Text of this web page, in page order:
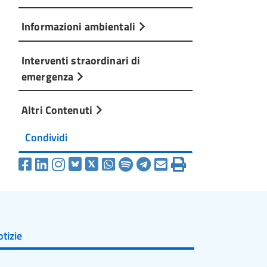
Informazioni ambientali
Interventi straordinari di
emergenza
Altri Contenuti
Condividi